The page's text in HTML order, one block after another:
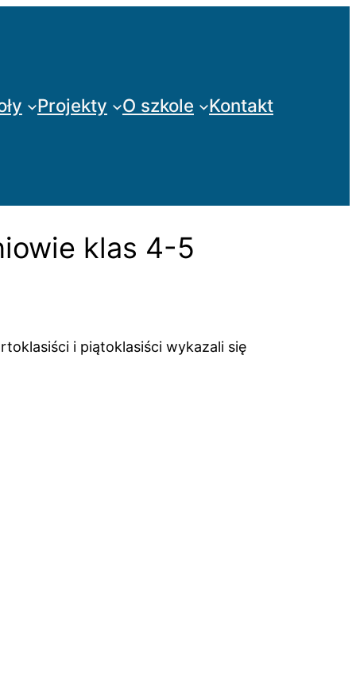
Projekty O szkole Kontakt
klas 4-5
i piątoklasiści wykazali się